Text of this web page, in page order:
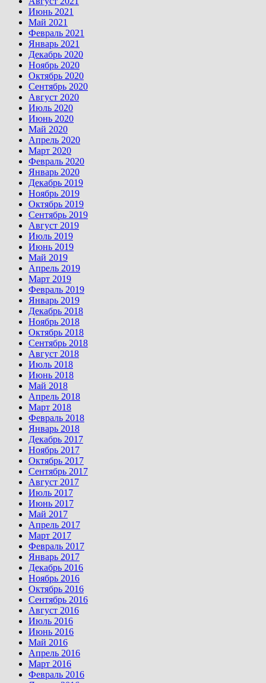
Июнь 2021
Май 2021
Февраль 2021
Январь 2021
Декабрь 2020
Ноябрь 2020
Октябрь 2020
Сентябрь 2020
Август 2020
Июль 2020
Июнь 2020
Май 2020
Апрель 2020
Март 2020
Февраль 2020
Январь 2020
Декабрь 2019
Ноябрь 2019
Октябрь 2019
Сентябрь 2019
Август 2019
Июль 2019
Июнь 2019
Май 2019
Апрель 2019
Март 2019
Февраль 2019
Январь 2019
Декабрь 2018
Ноябрь 2018
Октябрь 2018
Сентябрь 2018
Август 2018
Июль 2018
Июнь 2018
Май 2018
Апрель 2018
Март 2018
Февраль 2018
Январь 2018
Декабрь 2017
Ноябрь 2017
Октябрь 2017
Сентябрь 2017
Август 2017
Июль 2017
Июнь 2017
Май 2017
Апрель 2017
Март 2017
Февраль 2017
Январь 2017
Декабрь 2016
Ноябрь 2016
Октябрь 2016
Сентябрь 2016
Август 2016
Июль 2016
Июнь 2016
Май 2016
Апрель 2016
Март 2016
Февраль 2016